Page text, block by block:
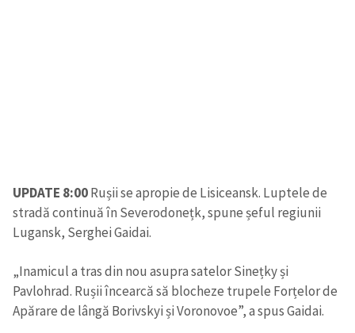
UPDATE 8:00Rușii se apropie de Lisiceansk. Luptele de
stradă continuă în Severodonețk, spune șeful regiunii
Lugansk, Serghei Gaidai.
„Inamicul a tras din nou asupra satelor Sinețky și
Pavlohrad. Rușii încearcă să blocheze trupele Forțelor de
Apărare de lângă Borivskyi și Voronovoe”, a spus Gaidai.